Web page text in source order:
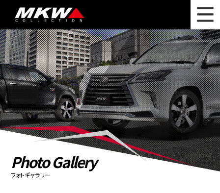
WHAT'S NEW ニュース
WHEEL LINEUP ホイールラインナップ
OTHER PRODUCT 関連製品
PHOTO GALLERY フォトギャラリー
カタログ請求
PRIVACY POLICY 個人情報保護方針
Photo Gallery
フォトギャラリー